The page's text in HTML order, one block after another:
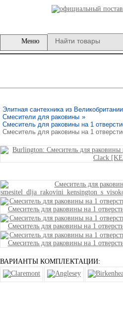
Меню
Элитная сантехника из Великобритании
Смесители для раковины »
Cмеситель для раковины на 1
Смеситель для раковины на 1
ВАРИАНТЫ КОМПЛЕКТАЦИИ: